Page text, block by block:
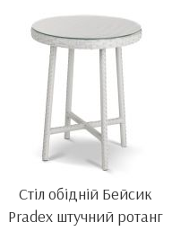
Стіл обідній Бейсик
Pradex штучний ротанг